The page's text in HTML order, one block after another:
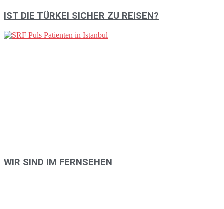
IST DIE TÜRKEI SICHER ZU REISEN?
WIR SIND IM FERNSEHEN